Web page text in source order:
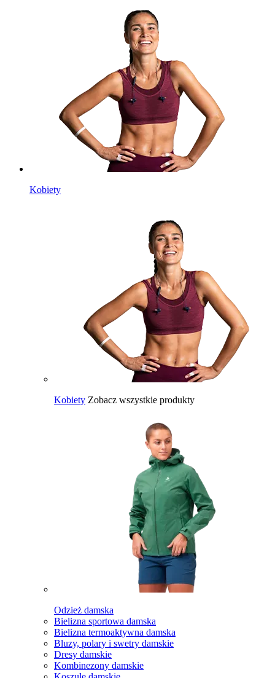
Kobiety
Kobiety Zobacz wszystkie produkty
Odzież damska
Bielizna sportowa damska
Bielizna termoaktywna damska
Bluzy, polary i swetry damskie
Dresy damskie
Kombinezony damskie